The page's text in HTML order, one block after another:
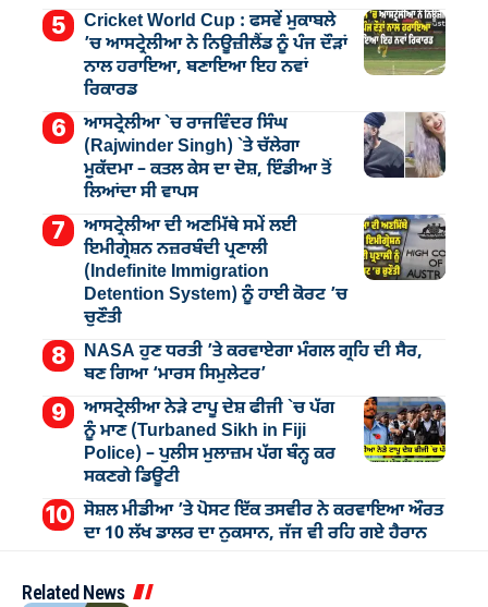
Cricket World Cup : ਫਸਵੇਂ ਮੁਕਾਬਲੇ
’ਚ ਆਸਟ੍ਰੇਲੀਆ ਨੇ ਨਿਊਜ਼ੀਲੈਂਡ ਨੂੰ ਪੰਜ ਦੌੜਾਂ
ਨਾਲ ਹਰਾਇਆ, ਬਣਾਇਆ ਇਹ ਨਵਾਂ
ਰਿਕਾਰਡ
ਆਸਟ੍ਰੇਲੀਆ `ਚ ਰਾਜਵਿੰਦਰ ਸਿੰਘ
(Rajwinder Singh) `ਤੇ ਚੱਲੇਗਾ
ਮੁੁਕੱਦਮਾ – ਕਤਲ ਕੇਸ ਦਾ ਦੋਸ਼, ਇੰਡੀਆ ਤੋਂ
ਲਿਆਂਦਾ ਸੀ ਵਾਪਸ
ਆਸਟ੍ਰੇਲੀਆ ਦੀ ਅਣਮਿੱਥੇ ਸਮੇਂ ਲਈ
ਇਮੀਗ੍ਰੇਸ਼ਨ ਨਜ਼ਰਬੰਦੀ ਪ੍ਰਣਾਲੀ
(Indefinite Immigration
Detention System) ਨੂੰ ਹਾਈ ਕੋਰਟ ’ਚ
ਚੁਣੌਤੀ
NASA ਹੁਣ ਧਰਤੀ ’ਤੇ ਕਰਵਾਏਗਾ ਮੰਗਲ ਗ੍ਰਹਿ ਦੀ ਸੈਰ,
ਬਣ ਗਿਆ ‘ਮਾਰਸ ਸਿਮੁਲੇਟਰ’
ਆਸਟ੍ਰੇਲੀਆ ਨੇੜੇ ਟਾਪੂ ਦੇਸ਼ ਫੀਜੀ `ਚ ਪੱਗ
ਨੂੰ ਮਾਣ (Turbaned Sikh in Fiji
Police) – ਪੁਲੀਸ ਮੁਲਾਜ਼ਮ ਪੱਗ ਬੰਨ੍ਹ ਕਰ
ਸਕਣਗੇ ਡਿਊਟੀ
ਸੋਸ਼ਲ ਮੀਡੀਆ ’ਤੇ ਪੋਸਟ ਇੱਕ ਤਸਵੀਰ ਨੇ ਕਰਵਾਇਆ ਔਰਤ
ਦਾ 10 ਲੱਖ ਡਾਲਰ ਦਾ ਨੁਕਸਾਨ, ਜੱਜ ਵੀ ਰਹਿ ਗਏ ਹੈਰਾਨ
Related News